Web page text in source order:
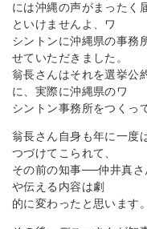
には沖縄の声がまったく
といけませんよ、ワ
シントンに沖縄県の事務
せていただきました。
翁長さんはそれを選挙公
に、実際に沖縄県のワ
シントン事務所をつくっ
翁長さん自身も年に一度
つづけてこられて、
その前の知事──仲井真
や伝える内容は劇
的に変わったと思います。